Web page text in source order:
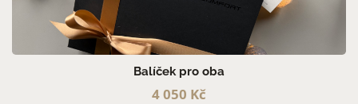
Balíček pro oba
4 050 Kč